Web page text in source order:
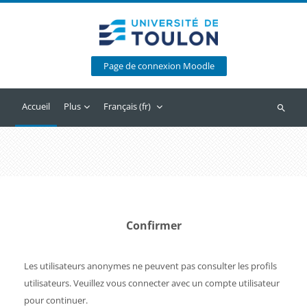
Page de connexion Moodle
Accueil Plus Français ‎(fr)‎
Confirmer
Les utilisateurs anonymes ne peuvent pas consulter les profils
utilisateurs. Veuillez vous connecter avec un compte utilisateur
pour continuer.